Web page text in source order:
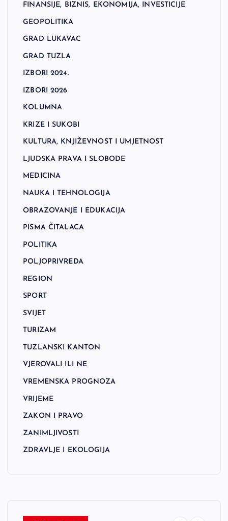
FINANSIJE, BIZNIS, EKONOMIJA, INVESTICIJE
GEOPOLITIKA
GRAD LUKAVAC
GRAD TUZLA
IZBORI 2024.
IZBORI 2026
KOLUMNA
KRIZE I SUKOBI
KULTURA, KNJIŽEVNOST I UMJETNOST
LJUDSKA PRAVA I SLOBODE
MEDICINA
NAUKA I TEHNOLOGIJA
OBRAZOVANJE I EDUKACIJA
PISMA ČITALACA
POLITIKA
POLJOPRIVREDA
REGION
SPORT
SVIJET
TURIZAM
TUZLANSKI KANTON
VJEROVALI ILI NE
VREMENSKA PROGNOZA
VRIJEME
ZAKON I PRAVO
ZANIMLJIVOSTI
ZDRAVLJE I EKOLOGIJA